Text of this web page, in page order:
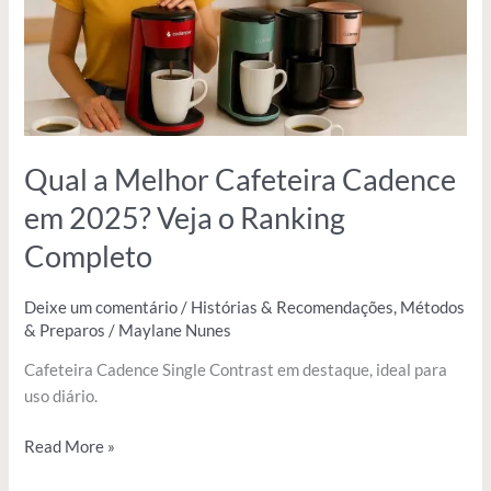
Qual a Melhor Cafeteira Cadence
em 2025? Veja o Ranking
Completo
Deixe um comentário / Histórias & Recomendações, Métodos
& Preparos / Maylane Nunes
Cafeteira Cadence Single Contrast em destaque, ideal para
uso diário.
2025?
Veja
Ranking
Completo
Read More »